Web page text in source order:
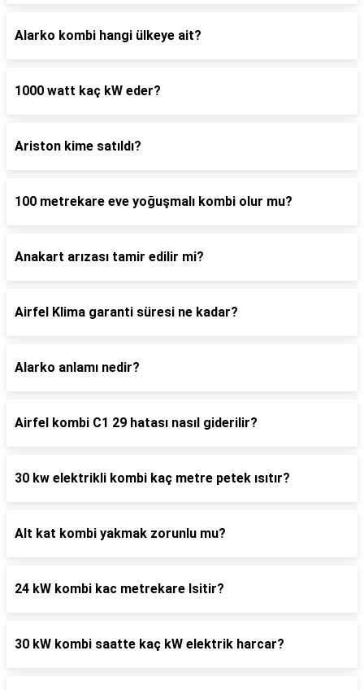
Alarko kombi hangi ülkeye ait?
1000 watt kaç kW eder?
Ariston kime satıldı?
100 metrekare eve yoğuşmalı kombi olur mu?
Anakart arızası tamir edilir mi?
Airfel Klima garanti süresi ne kadar?
Alarko anlamı nedir?
Airfel kombi C1 29 hatası nasıl giderilir?
30 kw elektrikli kombi kaç metre petek ısıtır?
Alt kat kombi yakmak zorunlu mu?
24 kW kombi kac metrekare Isitir?
30 kW kombi saatte kaç kW elektrik harcar?